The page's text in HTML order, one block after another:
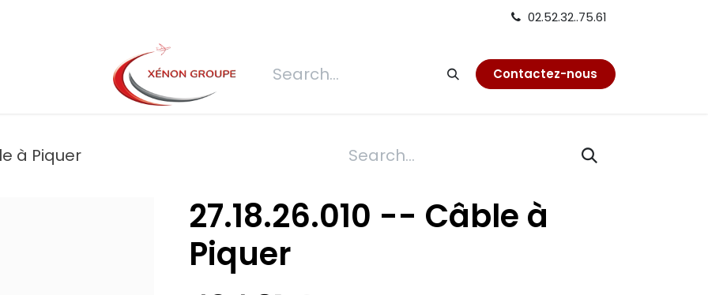
02.52.32..75.61
REQUEST FOR QUOTATION Connexion Refection Contactez-nous
à Piquer
27.18.26.010 -- Câble à
Piquer